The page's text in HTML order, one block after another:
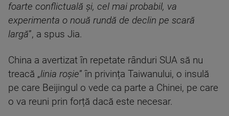
foarte conflictuală și, cel mai probabil, va
experimenta o nouă rundă de declin pe scară
largă”, a spus Jia.
China a avertizat în repetate rânduri SUA să nu
treacă „linia roșie” în privința Taiwanului, o insulă
pe care Beijingul o vede ca parte a Chinei, pe care
o va reuni prin forță dacă este necesar.